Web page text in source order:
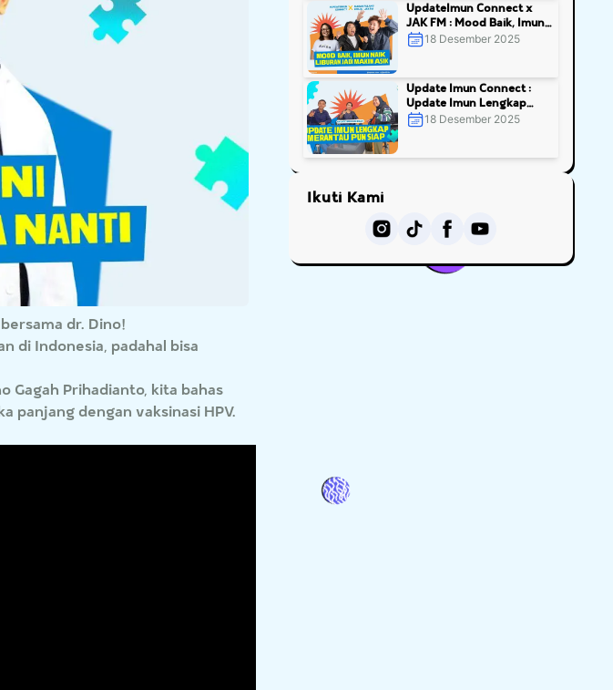
dr. Dino!
di Indonesia, padahal bisa
Gagah Prihadianto, kita bahas
panjang dengan vaksinasi HPV.
UpdateImun Connect x
JAK FM : Mood Baik, Imun
Naik, Liburan Jadi Makin
Asik Feat. JAK FM
18 Desember 2025
Update Imun Connect :
Update Imun Lengkap
Merantau Pun Siap
18 Desember 2025
Ikuti Kami